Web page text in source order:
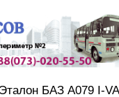
БАЗ А079 I-